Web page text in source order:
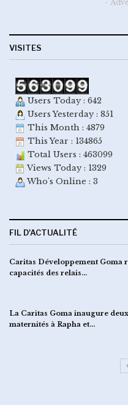
-
VISITES
Users Today : 642
Users Yesterday : 851
This Month : 4879
This Year : 134865
Total Users : 463099
Views Today : 1329
Who's Online : 3
FIL D'ACTUALITÉ
La Caritas
EBOLA :
sur la